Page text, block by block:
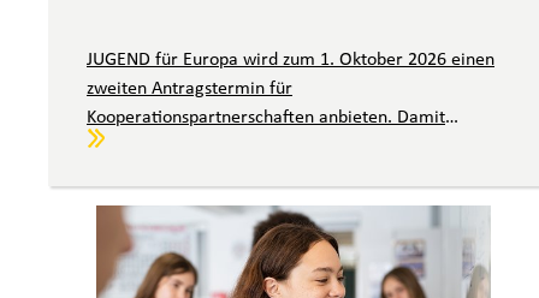
JUGEND für Europa wird zum 1. Oktober 2026 einen
zweiten Antragstermin für
Kooperationspartnerschaften anbieten. Damit
erhalten interessierte Organisationen aus dem
überzeugenden Antrag für dieses Förderformat
einzureichen. Nehmen Sie zur Vorbereitung die
Beratungs- und Serviceangebote von JUGEND für
Europa in Anspruch.
Weiterlesen